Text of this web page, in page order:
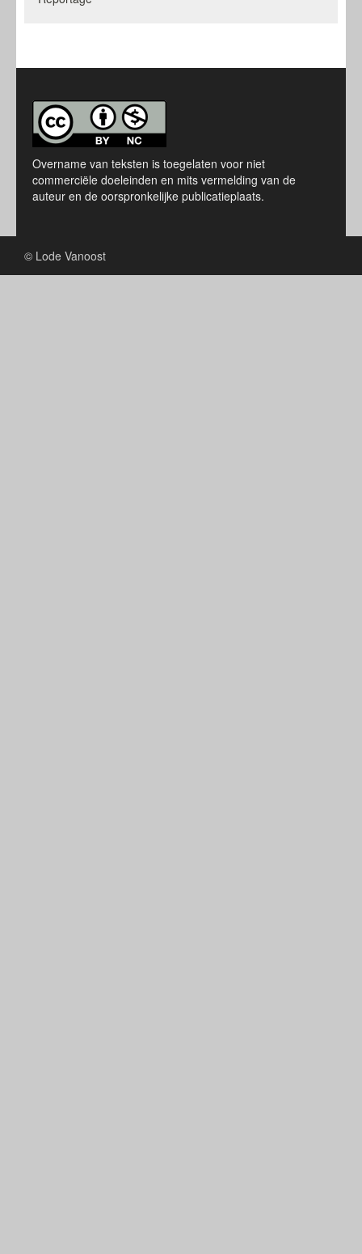
Overname van teksten is toegelaten voor niet
commerciële doeleinden en mits vermelding van de
auteur en de oorspronkelijke publicatieplaats.
© Lode Vanoost